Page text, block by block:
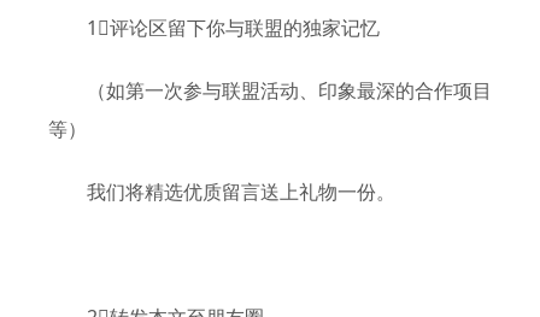
1⃣️评论区留下你与联盟的独家记忆
（如第一次参与联盟活动、印象最深的合作项目
等）
我们将精选优质留言送上礼物一份。